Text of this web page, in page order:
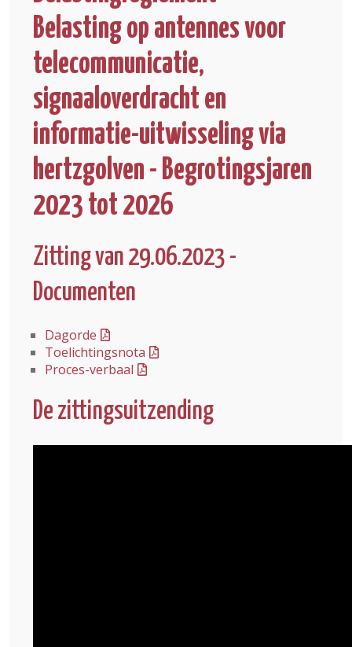
Belasting op antennes voor
telecommunicatie,
signaaloverdracht en
informatie-uitwisseling via
hertzgolven - Begrotingsjaren
2023 tot 2026
Zitting van 29.06.2023 -
Documenten
Dagorde
Toelichtingsnota
Proces-verbaal
De zittingsuitzending